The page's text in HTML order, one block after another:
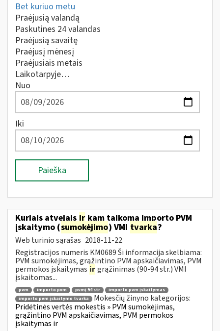
Bet kuriuo metu
Praėjusią valandą
Paskutines 24 valandas
Praėjusią savaitę
Praėjusį mėnesį
Praėjusiais metais
Laikotarpyje…
Nuo
Iki
Paieška
Kuriais atvejais ir kam taikoma importo PVM
įskaitymo (sumokėjimo) VMI tvarka?
Web turinio sąrašas 2018-11-22
Registracijos numeris KM0689 Ši informacija skelbiama:
PVM sumokėjimas, grąžintino PVM apskaičiavimas, PVM
permokos įskaitymas irgrąžinimas (90-94 str.) VMI
įskaitomas...
pvm importo pvm pvmį 94 str
importo pvm įskaitymas
importo pvm įskaitymo tvarka
Mokesčių žinyno kategorijos:
Pridėtinės vertės mokestis » PVM sumokėjimas,
grąžintino PVM apskaičiavimas, PVM permokos
įskaitymas ir